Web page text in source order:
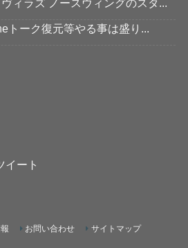
ィラズ ノースウィングのスタ...
トーク復元等やる事は盛り...
イート
お問い合わせ サイトマップ